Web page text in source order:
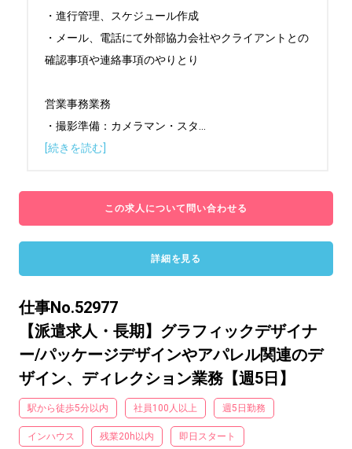
・進行管理、スケジュール作成
・メール、電話にて外部協力会社やクライアントとの
確認事項や連絡事項のやりとり
営業事務業務
・撮影準備：カメラマン・スタ
[続きを読む]
この求人について問い合わせる
詳細を見る
仕事No.52977
【派遣求人・長期】グラフィックデザイナ
ー/パッケージデザインやアパレル関連のデ
ザイン、ディレクション業務【週5日】
駅から徒歩5分以内 社員100人以上 週5日勤務
インハウス 残業20h以内 即日スタート